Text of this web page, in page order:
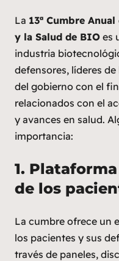
La 13ª Cumbre
y la Salud de BIO es
industria
defensores, líderes
del gobierno con el
relacionados con el
y avances en salud.
importancia:
1.
de los
La cumbre ofrece un
los pacientes y sus
través de paneles,